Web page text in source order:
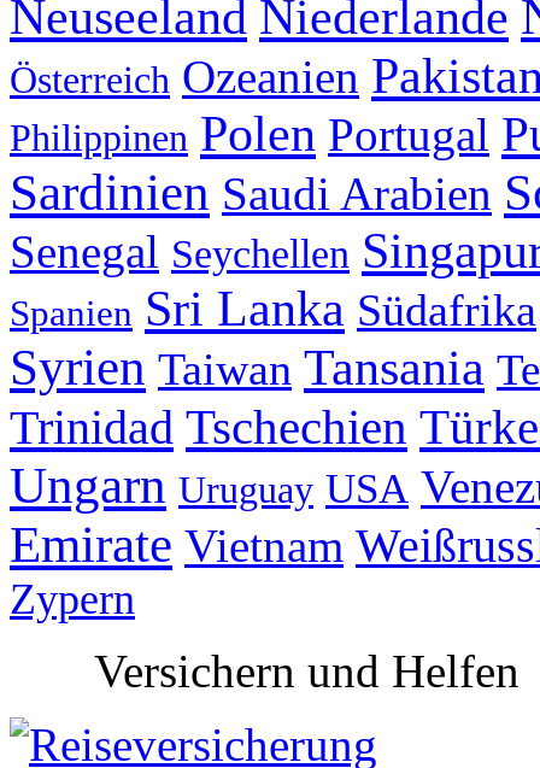
Neuseeland Niederlande
Österreich Ozeanien
Philippinen Polen Portugal
Sardinien Saudi Arabien
Senegal Seychellen
Spanien Sri Lanka Südafrika
Syrien Taiwan Tansania
Trinidad Tschechien
Ungarn Uruguay USA
Emirate Vietnam
Zypern
Versichern und Helfen